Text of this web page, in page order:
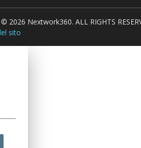
Nextwork360. ALL RIGHTS
sito